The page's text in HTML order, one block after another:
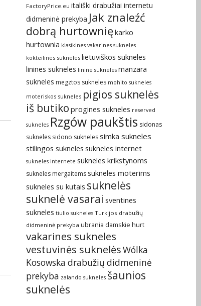
FactoryPrice.eu itališki drabužiai internetu
didmeninė prekyba Jak znaleźć
dobrą hurtowniękarko
hurtownia klasikines vakarines sukneles
kokteilines sukneles lietuviškos sukneles
linines sukneles linine sukneles manzara
sukneles megztos sukneles mohito sukneles
moteriskos sukneles pigios suknelės
iš butiko progines sukneles reserved
sukneles Rzgów paukštis sidonas
sukneles sidono sukneles simka sukneles
stilingos sukneles sukneles internet
sukneles internete sukneles krikstynoms
sukneles mergaitems sukneles moterims
sukneles su kutais suknelės
suknelė vasarai sventines
sukneles tiulio sukneles Turkijos drabužių
didmeninė prekyba ubrania damskie hurt
vakarines sukneles
vestuvinės suknelėsWólka
Kosowska drabužių didmeninė
prekyba zalando sukneles šaunios
suknelės